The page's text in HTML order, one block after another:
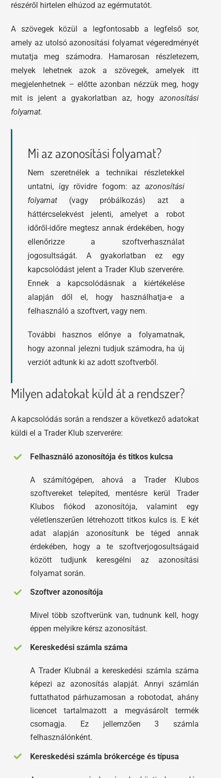
részéről hirtelen elhúzod az egérmutatót.
A szövegek közül a legfontosabb a legfelső sor,
amely az utolsó azonosítási folyamat végeredményét
mutatja meg számodra. Hamarosan részletezem,
melyek lehetnek azok a szövegek, amelyek itt
megjelenhetnek – előtte azonban nézzük meg, hogy
mit is jelent a gyakorlatban az, hogy azonosítási
folyamat.
Mi az azonosítási folyamat?
Nem szeretnélek a technikai részletekkel
untatni, így rövidre fogom: az azonosítási
folyamat (vagy próbálkozás) azt a
háttércselekvést jelenti, amelyet a robot
időről-időre megtesz annak érdekében, hogy
ellenőrizze a szoftverhasználat
jogosultságát. A gyakorlatban ez egy
kapcsolódást jelent a Trader Klub szerverére.
Ennek a kapcsolódásnak a kiértékelése
alapján dől el, hogy használhatja-e a
felhasználó a szoftvert, vagy nem.
További hasznos előnye a folyamatnak,
hogy azonnal jelezni tudjuk számodra, ha új
verziót adtunk ki az adott szoftverből.
Milyen adatokat küld át a rendszer?
A kapcsolódás során a rendszer a következő adatokat
küldi el a Trader Klub szerverére:
Felhasználó azonosítója és titkos kulcsa
A számítógépen, ahová a Trader Klubos
szoftvereket telepíted, mentésre kerül Trader
Klubos fiókod azonosítója, valamint egy
véletlenszerűen létrehozott titkos kulcs is. E két
adat alapján azonosítunk be téged annak
érdekében, hogy a te szoftverjogosultságaid
között tudjunk keresgélni az azonosítási
folyamat során.
Szoftver azonosítója
Mivel több szoftverünk van, tudnunk kell, hogy
éppen melyikre kérsz azonosítást.
Kereskedési számla száma
A Trader Klubnál a kereskedési számla száma
képezi az azonosítás alapját. Annyi számlán
futtathatod párhuzamosan a robotodat, ahány
licencet tartalmazott a megvásárolt termék
csomagja. Ez jellemzően 3 számla
felhasználónként.
Kereskedési számla brókercége és típusa